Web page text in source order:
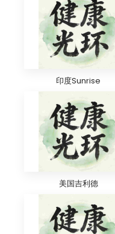
印度Sunrise
美国吉利德